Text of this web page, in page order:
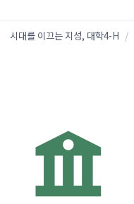
시대를 이끄는 지성, 대학4-H /